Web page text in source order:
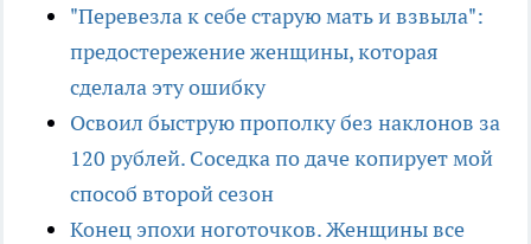
"Перевезла к себе старую мать и взвыла":
предостережение женщины, которая
сделала эту ошибку
Освоил быструю прополку без наклонов за
120 рублей. Соседка по даче копирует мой
способ второй сезон
Конец эпохи ноготочков. Женщины все